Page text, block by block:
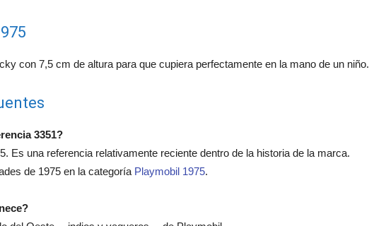
con 7,5 cm de altura para que cupiera perfectamente en la mano de un niño.
3351?
Es una referencia relativamente reciente dentro de la historia de la marca.
de 1975 en la categoría Playmobil 1975.